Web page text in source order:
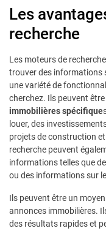
Les
recherche
Les moteurs de
trouver des informations
une variété de
cherchez. Ils peuvent
immobilières spécifique
louer, des
projets de construction
recherche peuvent
informations telles que
ou des informations sur
Ils peuvent être un
annonces immobilières.
des résultats rapides et